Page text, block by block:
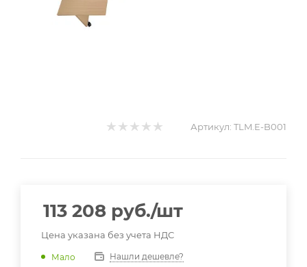
Артикул: TLM.E-B001
113 208 руб./шт
Цена указана без учета НДС
Мало Нашли дешевле?